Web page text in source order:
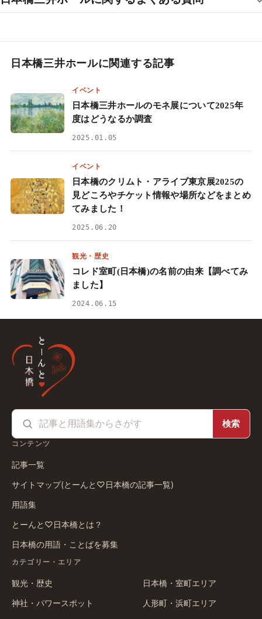
日本橋三井ホールに関連する記事
イベント
日本橋三井ホールのモネ展について2025年
度はどうなるか調査
2025.01.05
イベント
日本橋のクリムト・アライブ東京展2025の
見どころやチケット情報や場所などをまとめ
てみました！
2025.06.20
観光・歴史
コレド室町(日本橋)の名前の由来【調べてみ
ました】
2024.06.15
検索
コンテンツ
記事一覧
サイトマップ(とーんと♡日本橋の記事一覧)
用語集
とーんと♡日本橋とは？
日本橋の用語・ことばを募集
カテゴリー・エリア
観光・歴史
神社・パワースポット
日本橋・室町エリア
人形町・浜町エリア